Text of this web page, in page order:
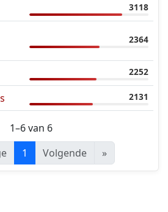
3118
2364
2252
2131
1–6 van 6
1 Volgende »